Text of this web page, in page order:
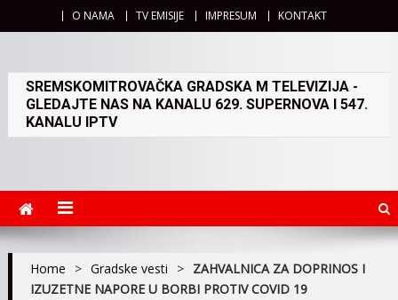
O NAMA TV EMISIJE IMPRESUM KONTAKT
SREMSKOMITROVAČKA GRADSKA M TELEVIZIJA -
GLEDAJTE NAS NA KANALU 629. SUPERNOVA I 547.
KANALU IPTV
Home > Gradske vesti > ZAHVALNICA ZA DOPRINOS I
IZUZETNE NAPORE U BORBI PROTIV COVID 19